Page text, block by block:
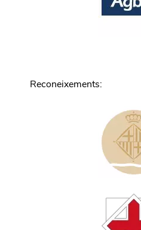
Reconeixements: